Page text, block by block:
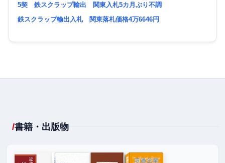
5契 鉄スクラップ輸出 関東入札5カ月ぶり不調
鉄スクラップ輸出入札 関東落札価格4万6646円
書籍・出版物